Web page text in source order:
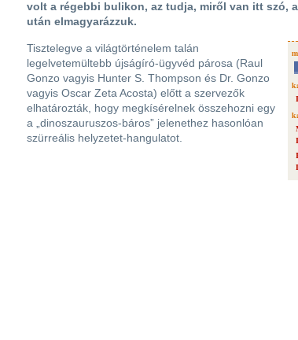
volt a régebbi bulikon, az tudja, miről van itt szó,
után elmagyarázzuk.
Tisztelegve a világtörténelem talán
legelvetemültebb újságíró-ügyvéd párosa (Raul
Gonzo vagyis Hunter S. Thompson és Dr. Gonzo
vagyis Oscar Zeta Acosta) előtt a szervezők
elhatározták, hogy megkísérelnek összehozni egy
a „dinoszauruszos-báros” jelenethez hasonlóan
szürreális helyzetet-hangulatot.